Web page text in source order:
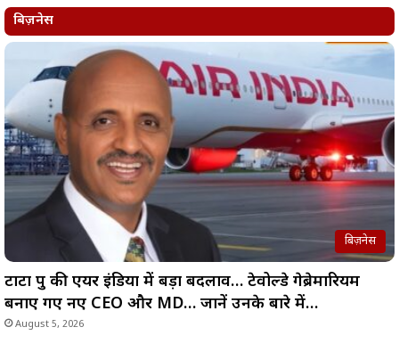
बिज़नेस
बिज़नेस
टाटा ग्रुप की एयर इंडिया में बड़ा बदलाव… टेवोल्डे गेब्रेमारियम
बनाए गए नए CEO और MD… जानें उनके बारे में…
August 5, 2026